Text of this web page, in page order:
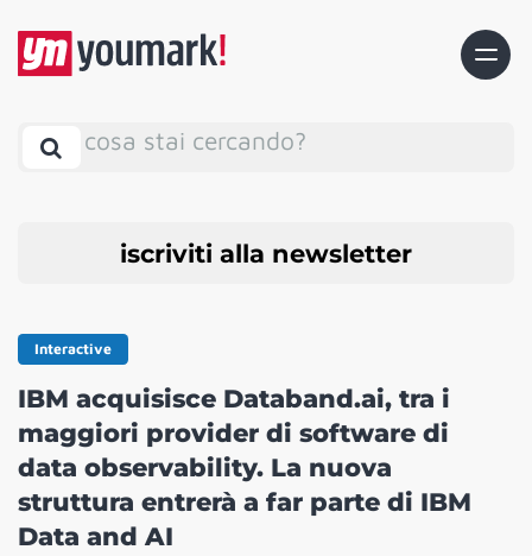
cosa stai cercando?
iscriviti alla newsletter
Interactive
IBM acquisisce Databand.ai, tra i
maggiori provider di software di
data observability. La nuova
struttura entrerà a far parte di IBM
Data and AI